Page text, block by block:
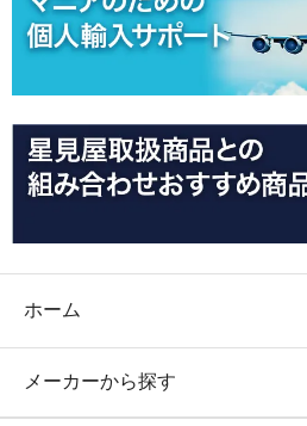
ホーム
メーカーから探す